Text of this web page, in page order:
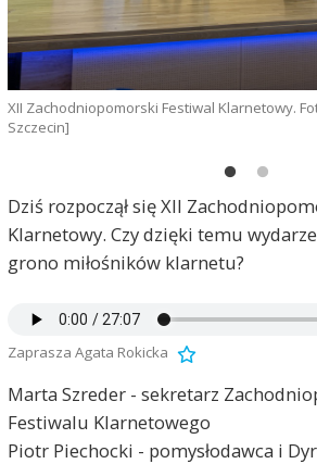
XII Zachodniopomorski Festiwal Klarnetowy.
Szczecin]
Dziś rozpoczął się XII
Klarnetowy. Czy dzięki temu
grono miłośników klarnetu?
Zaprasza Agata Rokicka
Marta Szreder - sekretarz
Festiwalu Klarnetowego
Piotr Piechocki - pomysłodawca i